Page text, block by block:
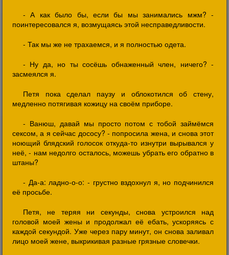
- А как было бы, если бы мы занимались мжм? -
поинтересовался я, возмущаясь этой несправедливости.
- Так мы же не трахаемся, и я полностью одета.
- Ну да, но ты сосёшь обнаженный член, ничего? -
засмеялся я.
Петя пока сделал паузу и облокотился об стену,
медленно потягивая кожицу на своём приборе.
- Ванюш, давай мы просто потом с тобой займёмся
сексом, а я сейчас дососу? - попросила жена, и снова этот
ноющий блядский голосок откуда-то изнутри вырывался у
неё, - нам недолго осталось, можешь убрать его обратно в
штаны?
- Да-а: ладно-о-о: - грустно вздохнул я, но подчинился
её просьбе.
Петя, не теряя ни секунды, снова устроился над
головой моей жены и продолжал её ебать, ускоряясь с
каждой секундой. Уже через пару минут, он снова заливал
лицо моей жене, выкрикивая разные грязные словечки.